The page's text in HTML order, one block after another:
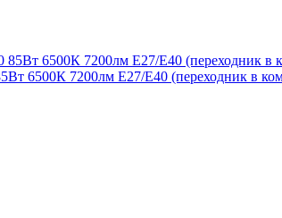
6500К 7200лм E27/E40 (переходник в